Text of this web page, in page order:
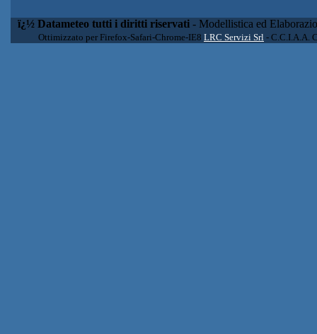
ï¿½ Datameteo tutti i diritti riservati - Modellistica ed
Ottimizzato per Firefox-Safari-Chrome-IE8 LRC Servizi Srl - C.C.I.A.A.